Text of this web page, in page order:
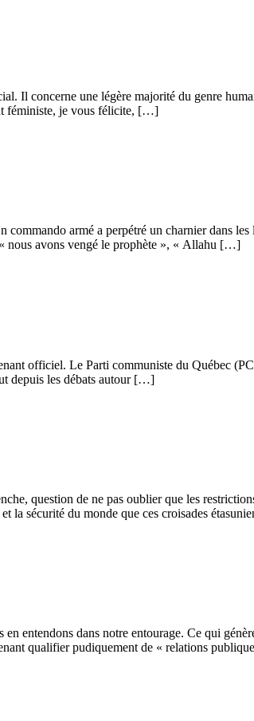
Il concerne une légère majorité du genre
féministe, je vous félicite, […]
commando armé a perpétré un charnier dans
« nous avons vengé le prophète », « Allahu […]
officiel. Le Parti communiste du Québec
depuis les débats autour […]
question de ne pas oublier que les
la sécurité du monde que ces croisades
entendons dans notre entourage. Ce qui
qualifier pudiquement de « relations